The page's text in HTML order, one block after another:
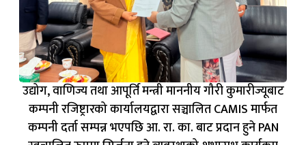
उद्योग, वाणिज्य तथा आपूर्ति मन्त्री माननीय गौरी कुमारीज्यूबाट
कम्पनी रजिष्ट्रारको कार्यालयद्वारा सञ्चालित CAMIS मार्फत
कम्पनी दर्ता सम्पन्न भएपछि आ. रा. का. बाट प्रदान हुने PAN